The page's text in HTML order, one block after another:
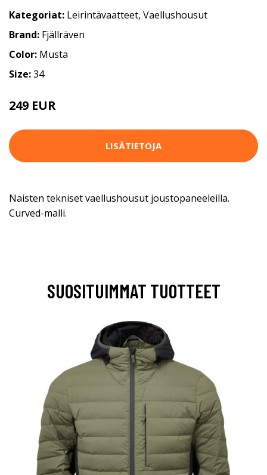
Kategoriat: Leirintävaatteet, Vaellushousut
Brand: Fjällräven
Color: Musta
Size:34
249 EUR
LISÄTIETOJA
Naisten tekniset vaellushousut joustopaneeleilla.
Curved-malli.
SUOSITUIMMAT TUOTTEET